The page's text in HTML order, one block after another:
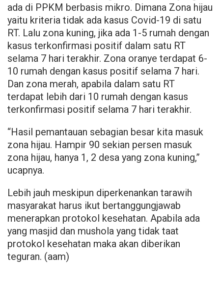
ada di PPKM berbasis mikro. Dimana Zona hijau
yaitu kriteria tidak ada kasus Covid-19 di satu
RT. Lalu zona kuning, jika ada 1-5 rumah dengan
kasus terkonfirmasi positif dalam satu RT
selama 7 hari terakhir. Zona oranye terdapat 6-
10 rumah dengan kasus positif selama 7 hari.
Dan zona merah, apabila dalam satu RT
terdapat lebih dari 10 rumah dengan kasus
terkonfirmasi positif selama 7 hari terakhir.
“Hasil pemantauan sebagian besar kita masuk
zona hijau. Hampir 90 sekian persen masuk
zona hijau, hanya 1, 2 desa yang zona kuning,”
ucapnya.
Lebih jauh meskipun diperkenankan tarawih
masyarakat harus ikut bertanggungjawab
menerapkan protokol kesehatan. Apabila ada
yang masjid dan mushola yang tidak taat
protokol kesehatan maka akan diberikan
teguran. (aam)